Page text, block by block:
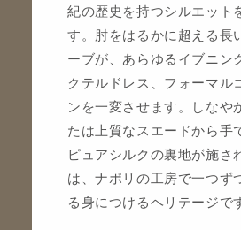
紀の歴史を持つシルエット
す。肘をはるかに超える長
ーブが、あらゆるイブニン
クテルドレス、フォーマル
ンを一変させます。しなや
たは上質なスエードから手
ピュアシルクの裏地が施さ
は、ナポリの工房で一つず
る身につけるヘリテージで